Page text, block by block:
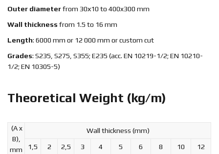
Outer diameterfrom 30х10 to 400x300 mm
Wall thickness from 1.5 to 16 mm
Length: 6000 mm or 12 000 mm or custom cut
Grades: S235, S275, S355; E235 (acc. EN 10219-1/2; EN 10210-
1/2; EN 10305-5)
Theoretical Weight (kg/m)
(A x
B),
mm
Wall thickness (mm)
1,5 2 2,5 3 4 5 6 8 10
12